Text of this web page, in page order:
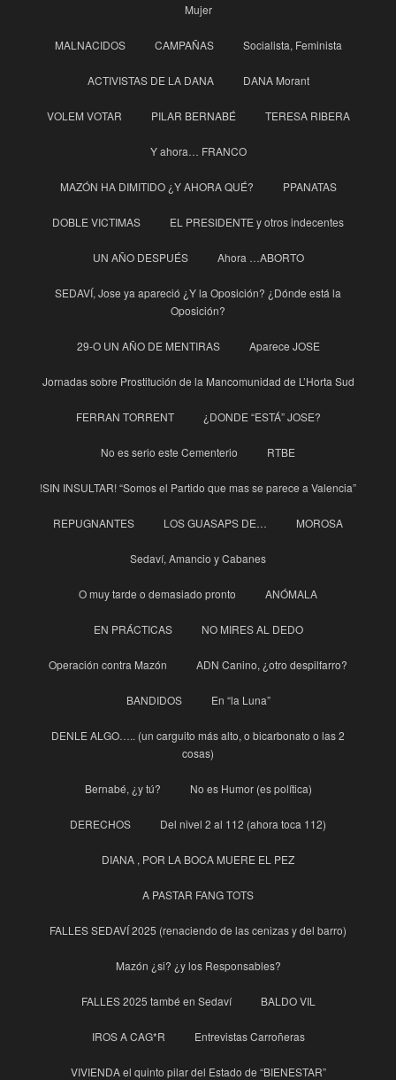
Mujer
MALNACIDOS CAMPAÑAS Socialista, Feminista
ACTIVISTAS DE LA DANA DANA Morant
VOLEM VOTAR PILAR BERNABÉ TERESA RIBERA
Y ahora… FRANCO
MAZÓN HA DIMITIDO ¿Y AHORA QUÉ? PPANATAS
DOBLE VICTIMAS EL PRESIDENTE y otros indecentes
UN AÑO DESPUÉS Ahora …ABORTO
SEDAVÍ, Jose ya apareció ¿Y la Oposición? ¿Dónde está la
Oposición?
29-O UN AÑO DE MENTIRAS Aparece JOSE
Jornadas sobre Prostitución de la Mancomunidad de L’Horta Sud
FERRAN TORRENT ¿DONDE “ESTÁ” JOSE?
No es serio este Cementerio RTBE
!SIN INSULTAR! “Somos el Partido que mas se parece a Valencia”
REPUGNANTES LOS GUASAPS DE… MOROSA
Sedaví, Amancio y Cabanes
O muy tarde o demasiado pronto ANÓMALA
EN PRÁCTICAS NO MIRES AL DEDO
Operación contra Mazón ADN Canino, ¿otro despilfarro?
BANDIDOS En “la Luna”
DENLE ALGO….. (un carguito más alto, o bicarbonato o las 2
cosas)
Bernabé, ¿y tú? No es Humor (es política)
DERECHOS Del nivel 2 al 112 (ahora toca 112)
DIANA , POR LA BOCA MUERE EL PEZ
A PASTAR FANG TOTS
FALLES SEDAVÍ 2025 (renaciendo de las cenizas y del barro)
Mazón ¿si? ¿y los Responsables?
FALLES 2025 també en Sedaví BALDO VIL
IROS A CAG*R Entrevistas Carroñeras
VIVIENDA el quinto pilar del Estado de “BIENESTAR”